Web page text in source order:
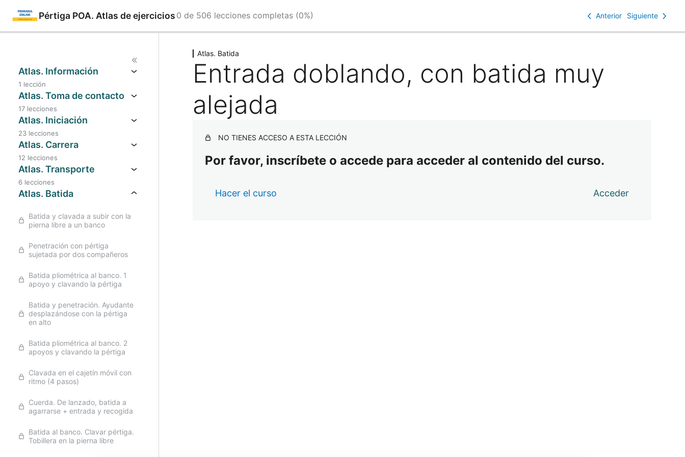
contenido
Pértiga POA. Atlas de ejercicios 0 de 506 lecciones completas (0%) Anterior Siguiente
Atlas. Información
1 lección
Atlas. Toma de contacto
17 lecciones
Atlas. Iniciación
23 lecciones
Atlas. Carrera
12 lecciones
Atlas. Transporte
6 lecciones
Atlas. Batida
Batida y clavada a subir con la
pierna libre a un banco
Penetración con pértiga
sujetada por dos compañeros
Batida pliométrica al banco. 1
apoyo y clavando la pértiga
Batida y penetración. Ayudante
desplazándose con la pértiga
en alto
Batida pliométrica al banco. 2
apoyos y clavando la pértiga
Clavada en el cajetín móvil con
ritmo (4 pasos)
Cuerda. De lanzado, batida a
agarrarse + entrada y recogida
Batida al banco. Clavar pértiga.
Tobillera en la pierna libre
Atlas. Batida
Entrada doblando, con batida muy
alejada
NO TIENES ACCESO A ESTA LECCIÓN
Por favor, inscríbete o accede para acceder al contenido del curso.
Hacer el curso Acceder
eri
uie